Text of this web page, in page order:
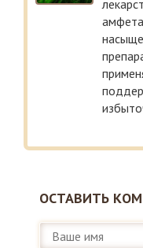
ОСТАВИТЬ